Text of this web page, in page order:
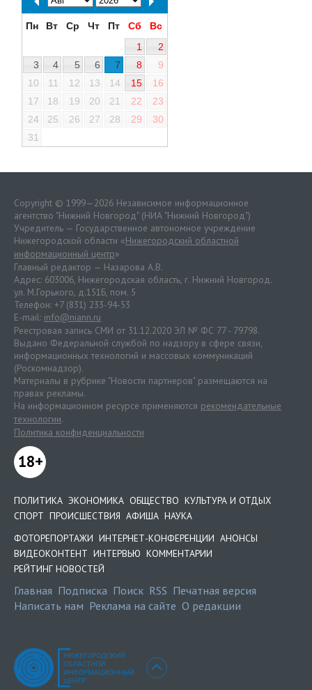
Пн Вт Ср Чт Пт Сб
Вс
1
2
3
4 5 6 7 8
9
10
11 12 13 14 15
16
17
18 19 20 21 22
23
24
25 26 27 28 29
30
31
Copyright © 1999—2026 Независимое информационное
агентство "Нижний Новгород" (НИА "Нижний Новгород")
Учредитель — Государственное автономное учреждение
Нижегородской области «Нижегородский областной
информационный центр»
Главный редактор — Назарова А.В.
Адрес: 603006, Нижегородская область, г. Нижний Новгород.
ул. М.Горького, д.151Б, пом. 5
Телефон: +7 (831) 233-94-53
E-mail: info@niann.ru
Реестровая запись СМИ от 31.12.2020 ЭЛ № ФС 77 - 79798.
Выдано Федеральной службой по надзору в сфере связи,
информационных технологий и массовых коммуникаций
(Роскомнадзор).
Материалы в рубрике "Новости партнеров" размещаются на
правах рекламы.
На информационном ресурсе применяются рекомендательные
технологии.
Политика конфиденциальности
18+
ПОЛИТИКА ЭКОНОМИКА ОБЩЕСТВО КУЛЬТУРА И ОТДЫХ
СПОРТ ПРОИСШЕСТВИЯ АФИША НАУКА
ФОТОРЕПОРТАЖИ ИНТЕРНЕТ-КОНФЕРЕНЦИИ АНОНСЫ
ВИДЕОКОНТЕНТ ИНТЕРВЬЮ КОММЕНТАРИИ
РЕЙТИНГ НОВОСТЕЙ
Главная Подписка Поиск RSS Печатная версия
Написать нам Реклама на сайте О редакции